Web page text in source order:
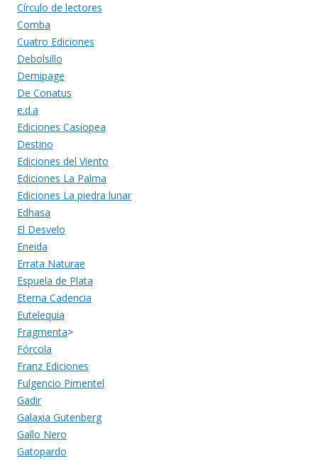
Círculo de lectores
Comba
Cuatro Ediciones
Debolsillo
Demipage
De Conatus
e.d.a
Ediciones Casiopea
Destino
Ediciones del Viento
Ediciones La Palma
Ediciones La piedra lunar
Edhasa
El Desvelo
Eneida
Errata Naturae
Espuela de Plata
Eterna Cadencia
Eutelequia
Fragmenta>
Fórcola
Franz Ediciones
Fulgencio Pimentel
Gadir
Galaxia Gutenberg
Gallo Nero
Gatopardo